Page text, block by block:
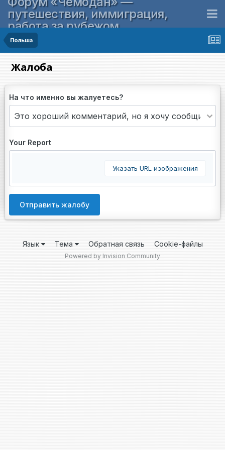
путешествия, иммиграция,
работа за рубежом
Польша
Жалоба
На что именно вы жалуетесь?
Your Report
Указать URL изображения
Отправить жалобу
Язык Тема Обратная связь Cookie-файлы
Powered by Invision Community